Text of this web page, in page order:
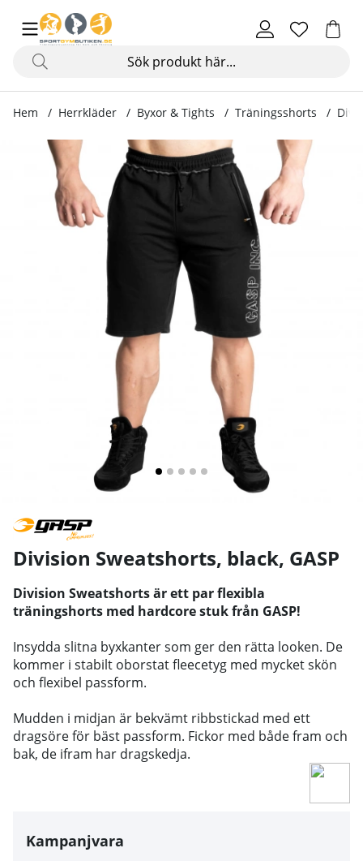
Hem Herrkläder Byxor & Tights Träningsshorts
Produktbilder Division Sweatshorts, black
Division Sweatshorts, black, GASP
Division Sweatshorts är ett par flexibla
träningshorts med hardcore stuk från GASP!
Insydda slitna byxkanter som ger den rätta looken. De
kommer i stabilt oborstat fleecetyg med mycket skön
och flexibel passform.
Mudden i midjan är bekvämt ribbstickad med ett
dragsöre för bäst passform. Fickor med både fram och
bak, de ifram har dragskedja.
Kampanjvara